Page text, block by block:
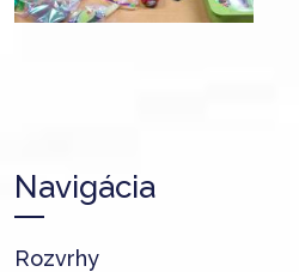
Navigácia
Rozvrhy